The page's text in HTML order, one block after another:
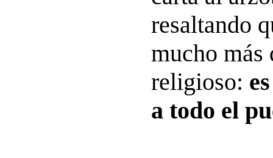
resaltando
mucho más
religioso:
a todo el